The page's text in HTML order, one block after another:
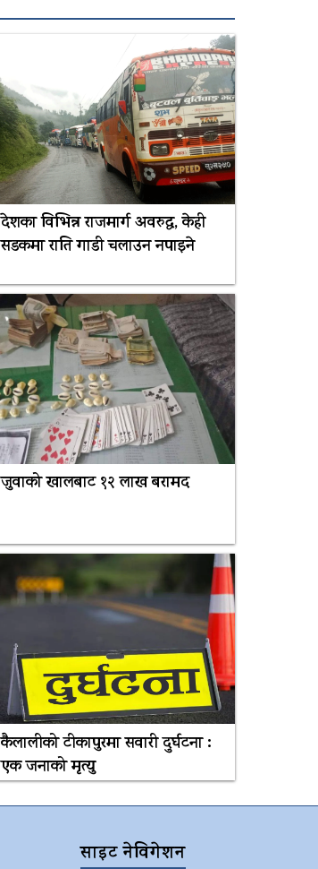
देशका विभिन्न राजमार्ग अवरुद्ध, केही
सडकमा राति गाडी चलाउन नपाइने
जुवाको खालबाट १२ लाख बरामद
कैलालीको टीकापुरमा सवारी दुर्घटना :
एक जनाको मृत्यु
साइट नेविगेशन